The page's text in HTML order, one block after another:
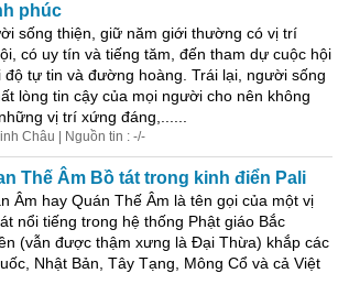
phúc
sống thiện, giữ năm giới thường có vị trí
có uy tín và tiếng tăm, đến tham dự cuộc hội
độ tự tin và đường hoàng. Trái lại, người sống
lòng tin cậy của mọi người cho nên không
vị trí xứng đáng,......
Châu | Nguồn tin : -/-
Thế Âm Bồ tát trong kinh điển Pali
Âm hay Quán Thế Âm là tên gọi của một vị
nổi tiếng trong hệ thống Phật giáo Bắc
(vẫn được thậm xưng là Đại Thừa) khắp các
Nhật Bản, Tây Tạng, Mông Cổ và cả Việt